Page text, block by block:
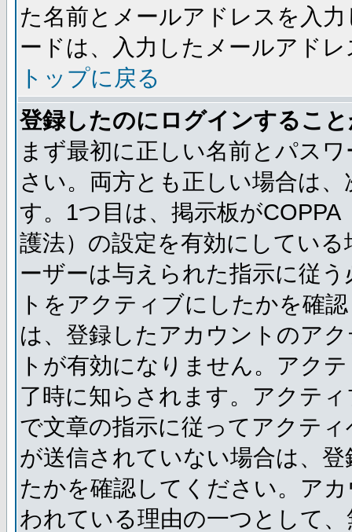
た名前とメールアドレスを入
ードは、入力したメールアド
トップに戻る
登録したのにログインするこ
まず最初に正しい名前とパス
さい。両方とも正しい場合は
す。1つ目は、掲示板が
護法）の設定を有効にしてい
ーザーは与えられた指示に従
トをアクティブにしたかを確
は、登録したアカウントのア
トが有効になりません。アク
了時に知らされます。アクテ
で文章の指示に従ってアクテ
が送信されていない場合は、
たかを確認してください。ア
われている理由の一つとして